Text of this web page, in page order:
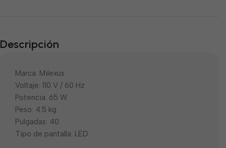
Descripción
Marca: Milexus
Voltaje: 110 V / 60 Hz
Potencia: 65 W
Peso: 4.5 kg
Pulgadas: 40
Tipo de pantalla: LED